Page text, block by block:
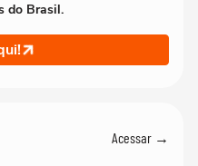
do Brasil.
Acessar →